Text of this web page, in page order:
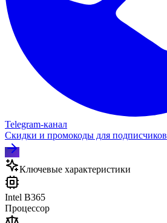
Telegram‑канал
Скидки и промокоды для подписчиков
Ключевые характеристики
Intel B365
Процессор